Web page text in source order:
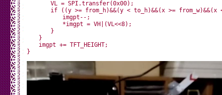
VL = SPI.transfer(0x00);
if ((y >= from_h)&&(y < to_h)&&(x >= from_w)&&(x
imgpt--;
*imgpt = VH|(VL<<8);
}
}
imgpt += TFT_HEIGHT;